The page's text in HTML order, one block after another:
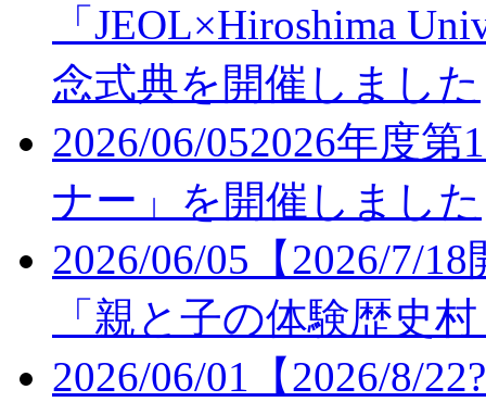
「JEOL×Hiroshima
念式典を開催しました
2026/06/052026年度第
ナー」を開催しました
2026/06/05 【2026/7/
「親と子の体験歴史
2026/06/01 【2026/8/